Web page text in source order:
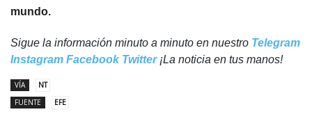
mundo.
Sigue la información minuto a minuto en nuestro Telegram
Instagram Facebook Twitter¡La noticia en tus manos!
VÍA
NT
FUENTE
EFE